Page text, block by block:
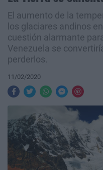
El aumento de la
los glaciares andinos
cuestión alarmante
Venezuela se
perderlos.
11/02/2020